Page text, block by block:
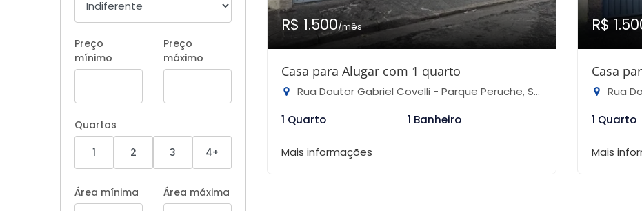
Preço
mínimo
Preço
máximo
Quartos
1
2 3 4+
Área mínima Área máxima
R$ 1.500/mês
Casa para Alugar com 1 quarto
Rua Doutor Gabriel Covelli - Parque Peruche, São Paulo-SP
1 Quarto
1 Banheiro
Mais informações
R$
Casa
Rua
1 Quarto
Mais